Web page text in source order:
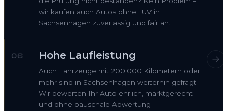
wir kaufen auch Autos ohne TÜV in
Sachsenhagen zuverlässig und fair an.
06 Hohe Laufleistung
Auch Fahrzeuge mit 200.000 Kilometern oder
mehr sind in Sachsenhagen weiterhin gefragt.
Wir bewerten Ihr Auto ehrlich, marktgerecht
und ohne pauschale Abwertung.